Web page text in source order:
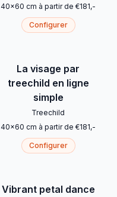
40x60 cm à partir de €181,-
Configurer
La visage par
treechild en ligne
simple
Treechild
40x60 cm à partir de €181,-
Configurer
Vibrant petal dance